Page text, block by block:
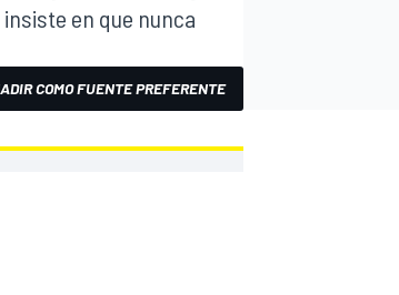
en que nunca
COMO FUENTE PREFERENTE